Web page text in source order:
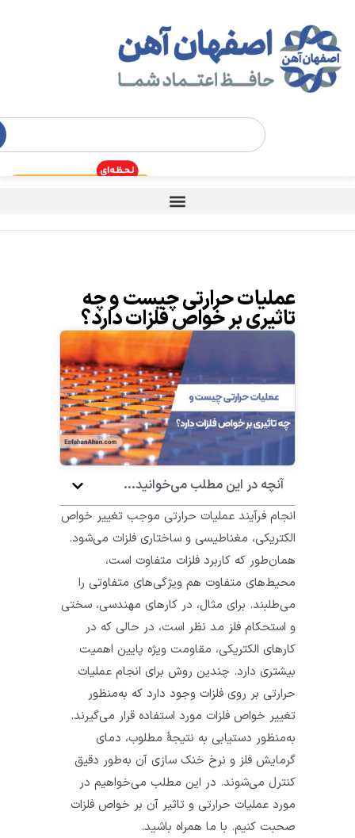
عملیات حرارتی چیست و چه
تاثیری بر خواص فلزات دارد؟
آنچه در این مطلب می‌خوانید...
انجام فرآیند عملیات حرارتی موجب تغییر خواص
الکتریکی، مغناطیسی و ساختاری فلزات می‌شود.
همان‌طور که کاربرد فلزات متفاوت است،
محیط‌های متفاوت هم ویژگی‌های متفاوتی را
می‌طلبند. برای مثال، در کارهای مهندسی، سختی
و استحکام فلز مد نظر است، در حالی که در
کارهای الکتریکی، مقاومت ویژه پایین اهمیت
بیشتری دارد. چندین روش برای انجام عملیات
حرارتی بر روی فلزات وجود دارد که به‌منظور
تغییر خواص فلزات مورد استفاده قرار می‌گیرند.
به‌منظور دستیابی به نتیجهٔ مطلوب، دمای
گرمایش فلز و نرخ خنک سازی آن به‌طور دقیق
کنترل می‌شوند. در این مطلب می‌خواهیم در
مورد عملیات حرارتی و تاثیر آن بر خواص فلزات
صحبت کنیم. با ما همراه باشید.